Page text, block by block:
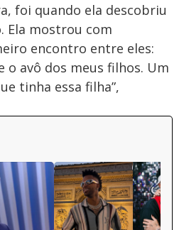
foi quando ela descobriu
Ela mostrou com
encontro entre eles:
o avô dos meus filhos. Um
tinha essa filha”,